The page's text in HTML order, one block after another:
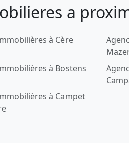
a
à Cère
à Bostens
à Campet